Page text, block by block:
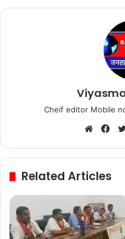
Cheif editor Mobile
Related Articles